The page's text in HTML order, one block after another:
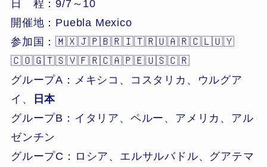
日 程：9/7～10
開催地：Puebla Mexico
参加国：🇲🇽🇯🇵🇧🇷🇮🇹🇷🇺🇦🇷🇨🇱🇺🇾
🇨🇴🇬🇹🇸🇻🇫🇷🇨🇦🇵🇪🇺🇸🇨🇷
グループA：メキシコ、コスタリカ、ウルグア
イ、
日本
グループB：イタリア、ペルー、アメリカ、アル
ゼンチン
グループC：ロシア、エルサルバドル、グアテマ